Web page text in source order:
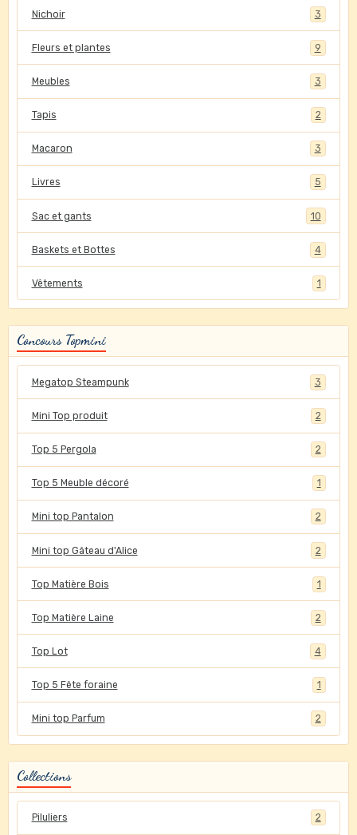
Nichoir 3
Fleurs et plantes 9
Meubles 3
Tapis 2
Macaron 3
Livres 5
Sac et gants 10
Baskets et Bottes 4
Vêtements 1
Concours Topmini
Megatop Steampunk 3
Mini Top produit 2
Top 5 Pergola 2
Top 5 Meuble décoré 1
Mini top Pantalon 2
Mini top Gâteau d'Alice 2
Top Matière Bois 1
Top Matière Laine 2
Top Lot 4
Top 5 Fête foraine 1
Mini top Parfum 2
Collections
Piluliers 2